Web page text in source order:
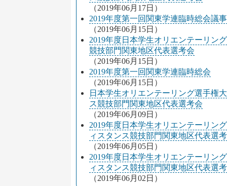
（2019年06月17日）
2019年度第一回関東学連臨時総会議
（2019年06月15日）
2019年度日本学生オリエンテーリン
競技部門関東地区代表選考会
（2019年06月15日）
2019年度第一回関東学連臨時総会
（2019年06月15日）
日本学生オリエンテーリング選手権
ス競技部門関東地区代表選考会
（2019年06月09日）
2019年度日本学生オリエンテーリン
ィスタンス競技部門関東地区代表選
（2019年06月05日）
2019年度日本学生オリエンテーリン
ィスタンス競技部門関東地区代表選
（2019年06月02日）